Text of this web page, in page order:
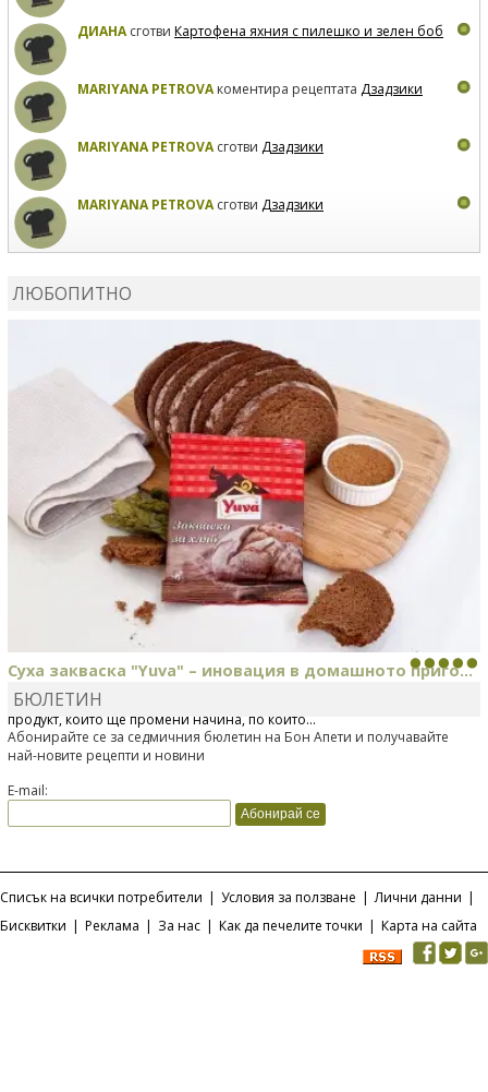
ДИАНАсготви Картофена яхния с пилешко и зелен боб
MARIYANA PETROVAкоментира рецептата Дзадзики
MARIYANA PETROVAсготви Дзадзики
MARIYANA PETROVAсготви Дзадзики
ЛЮБОПИТНО
Суха закваска "Yuva" – иновация в домашното приго...
Отскоро Лесафр България стартира предлагането на изцяло нов
продукт, който ще промени начина, по който...
БЮЛЕТИН
Абонирайте се за седмичния бюлетин на Бон Апети и получавайте
най-новите рецепти и новини
E-mail:
Списък на всички потребители | Условия за ползване | Лични данни |
Бисквитки | Реклама | За нас | Как да печелите точки | Карта на сайта